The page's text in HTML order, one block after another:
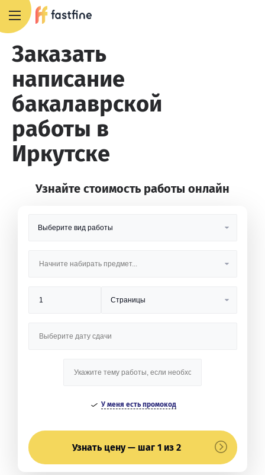
Заказать
написание
бакалаврской
работы в
Иркутске
Узнайте стоимость работы онлайн
У меня есть промокод
Узнать цену — шаг 1 из 2